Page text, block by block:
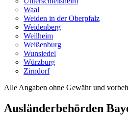
Waal
Weiden in der Oberpfalz
Weidenberg
Weilheim
Weißenburg
Wunsiedel
Würzburg
Zirndorf
Alle Angaben ohne Gewähr und
Ausländerbehörden